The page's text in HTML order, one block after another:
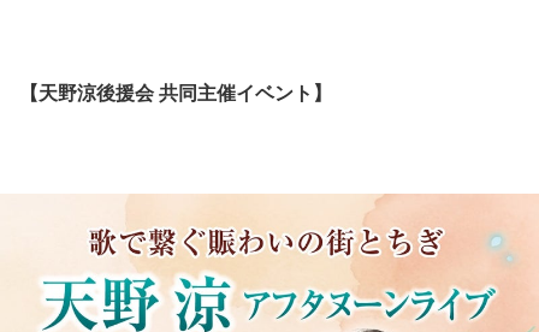
【天野涼後援会 共同主催イベント】